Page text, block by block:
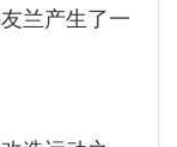
兰产生了一